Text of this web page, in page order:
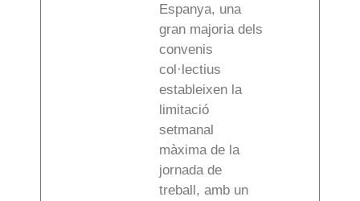
Espanya, una
gran majoria dels
convenis
col·lectius
estableixen la
limitació
setmanal
màxima de la
jornada de
treball, amb un